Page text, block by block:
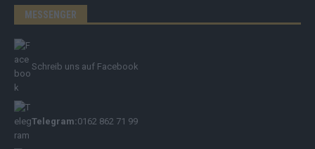
MESSENGER
Schreib uns auf Facebook
Telegram:0162 862 71 99